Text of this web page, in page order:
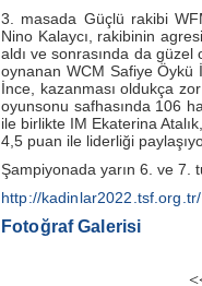
3. masada Güçlü rakibi
Nino Kalaycı, rakibinin
aldı ve sonrasında da
oynanan WCM Safiye Öykü
İnce, kazanması oldukça
oyunsonu safhasında 106
ile birlikte IM Ekaterina
4,5 puan ile liderliği
Şampiyonada yarın 6. ve 7.
http://kadinlar2022.tsf.org.tr/
Fotoğraf Galerisi